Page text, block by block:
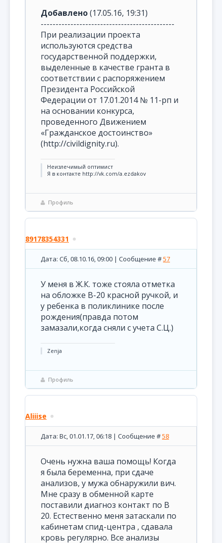
Добавлено(17.05.16, 19:31)
---------------------------------------------
При реализации проекта
используются средства
государственной поддержки,
выделенные в качестве гранта в
соответствии с распоряжением
Президента Pоссийской
Федерации от 17.01.2014 № 11-рп и
на основании конкурса,
проведенного Движением
«Гражданское достоинство»
(http://civildignity.ru).
Неизлечимый оптимист
Я в контакте http://vk.com/a.ezdakov
Профиль
89178354331
Дата: Сб, 08.10.16, 09:00 | Сообщение #57
У меня в Ж.К. тоже стояла отметка
на обложке В-20 красной ручкой, и
у ребенка в поликлинике после
рождения(правда потом
замазали,когда сняли с учета С.Ц.)
Zenja
Профиль
Aliiise
Дата: Вс, 01.01.17, 06:18 | Сообщение #58
Очень нужна ваша помощь! Когда
я была беременна, при сдаче
анализов, у мужа обнаружили вич.
Мне сразу в обменной карте
поставили диагноз контакт по В
20. Естественно меня затаскали по
кабинетам спид-центра , сдавала
кровь регулярно. Все анализы